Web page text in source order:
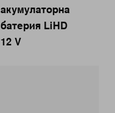
акумулаторна
батерия LiHD
12 V